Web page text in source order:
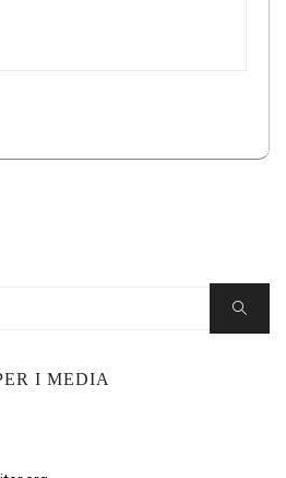
Ricerca
I MEDIA